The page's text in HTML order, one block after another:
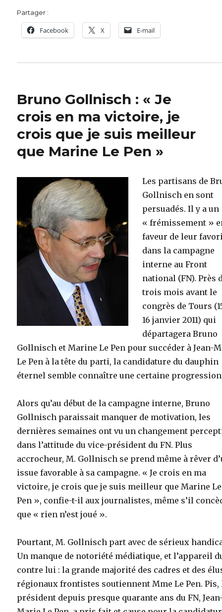
Partager :
Facebook X E-mail
Bruno Gollnisch : « Je
crois en ma victoire, je
crois que je suis meilleur
que Marine Le Pen »
Les partisans de
Gollnisch en sont
persuadés. Il y a un
« frémissement »
faveur de leur
dans la campagne
interne au Front
national (FN). Près
trois mois avant le
congrès de Tours
16 janvier 2011) qui
départagera Bruno
Gollnisch et Marine Le Pen pour succéder à Jean-
Le Pen à la tête du parti, la candidature du dauphin
éternel semble connaître une certaine
Alors qu’au début de la campagne interne, Bruno
Gollnisch paraissait manquer de motivation, les
dernières semaines ont vu un changement
dans l’attitude du vice-président du FN. Plus
accrocheur, M. Gollnisch se prend même à rêver
issue favorable à sa campagne. « Je crois en ma
victoire, je crois que je suis meilleur que Marine Le
Pen », confie-t-il aux journalistes, même s’il
que « rien n’est joué ».
Pourtant, M. Gollnisch part avec de sérieux
Un manque de notoriété médiatique, et l’appareil
contre lui : la grande majorité des cadres et des
régionaux frontistes soutiennent Mme Le Pen. Pis,
président depuis presque quarante ans du FN,